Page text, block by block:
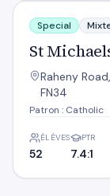
St Michaels Hse
Special
St
Raheny
FN34
Patron : Catholic
ÉLÈVES
52
PTR
7.4:1